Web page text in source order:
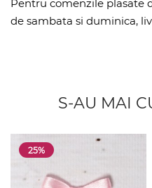
Pentru comenzile plasate
de sambata si duminica,
S-AU MAI
25%